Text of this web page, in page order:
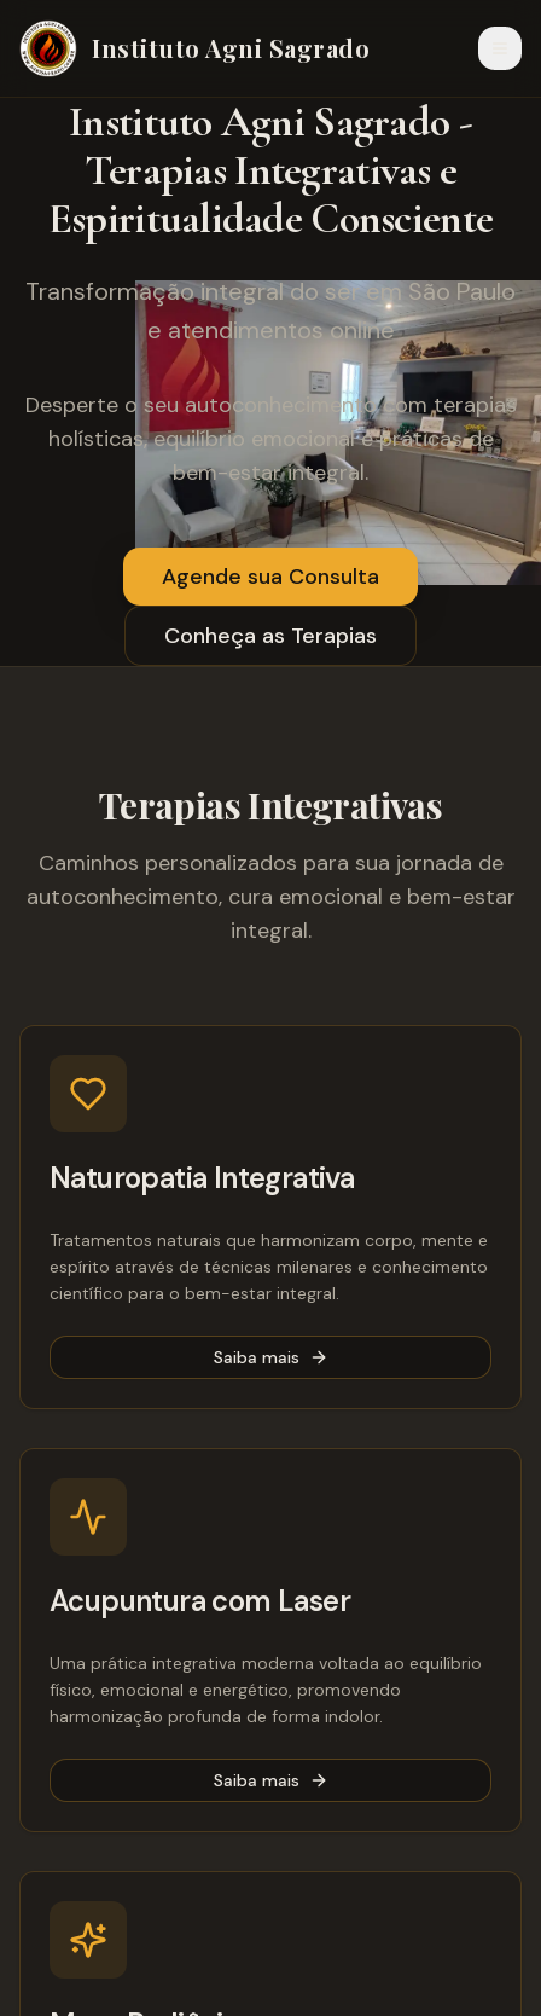
Instituto Agni Sagrado
Instituto Agni Sagrado -
Terapias Integrativas e
Espiritualidade Consciente
Transformação integral do ser em São Paulo
e atendimentos online
Desperte o seu autoconhecimento com terapias
holísticas, equilíbrio emocional e práticas de
bem-estar integral.
Agende sua Consulta
Conheça as Terapias
Terapias Integrativas
Caminhos personalizados para sua jornada de
autoconhecimento, cura emocional e bem-estar
integral.
Naturopatia Integrativa
Tratamentos naturais que harmonizam corpo, mente e
espírito através de técnicas milenares e conhecimento
científico para o bem-estar integral.
Saiba mais
Acupuntura com Laser
Uma prática integrativa moderna voltada ao equilíbrio
físico, emocional e energético, promovendo
harmonização profunda de forma indolor.
Saiba mais